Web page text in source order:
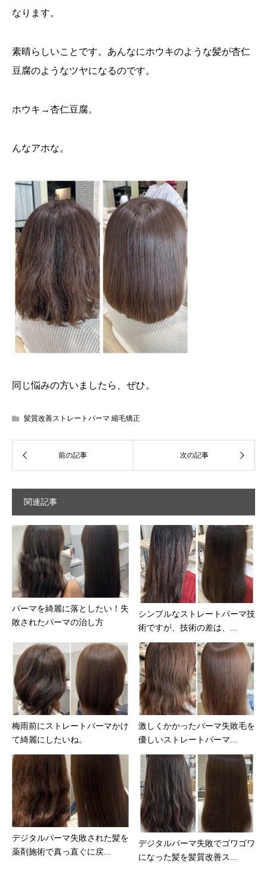
なります。
素晴らしいことです。あんなにホウキのような髪が杏仁
豆腐のようなツヤになるのです。
ホウキ→杏仁豆腐。
んなアホな。
同じ悩みの方いましたら、ぜひ。
髪質改善ストレートパーマ 縮毛矯正
関連記事
パーマを綺麗に落としたい！失
敗されたパーマの治し方
シンプルなストレートパーマ技
術ですが、技術の差は、...
梅雨前にストレートパーマかけ
て綺麗にしたいね。
激しくかかったパーマ失敗毛を
優しいストレートパーマ...
デジタルパーマ失敗された髪を
薬剤施術で真っ直ぐに戻...
デジタルパーマ失敗でゴワゴワ
になった髪を髪質改善ス...